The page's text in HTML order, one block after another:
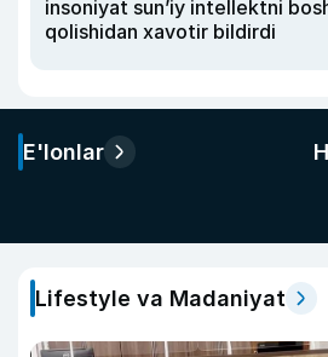
insoniyat sun’iy intellektni
qolishidan xavotir bildirdi
E'lonlar
Lifestyle va Madaniyat